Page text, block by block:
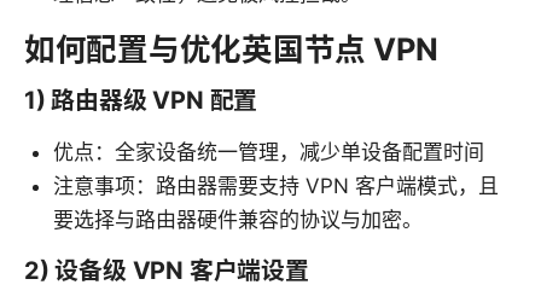
如何配置与优化英国节点 VPN
1) 路由器级 VPN 配置
优点：全家设备统一管理，减少单设备配置时间
注意事项：路由器需要支持 VPN 客户端模式，且
要选择与路由器硬件兼容的协议与加密。
2) 设备级 VPN 客户端设置